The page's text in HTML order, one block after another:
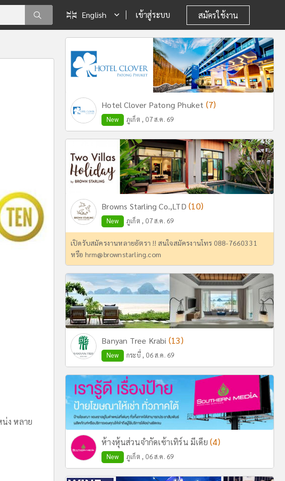
English เข้าสู่ระบบ สมัครใช้งาน
ง หลาย
Hotel Clover Patong Phuket (7)
New ภูเก็ต , 07 ส.ค. 69
Browns Starling Co.,LTD(10)
New ภูเก็ต , 07 ส.ค. 69
เปิดรับสมัครงานหลายอัตรา !! สนใจสมัครงานโทร 088-7660331
หรือ hrm@brownstarling.com
Banyan Tree Krabi (13)
New กระบี่ , 06 ส.ค. 69
ห้างหุ้นส่วนจำกัดเซ้าเทิร์น มีเดีย(4)
New ภูเก็ต , 06 ส.ค. 69